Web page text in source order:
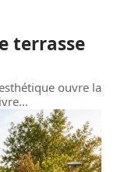
terrasse
ouvre la
…